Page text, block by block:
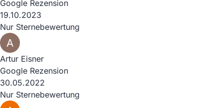
Google Rezension
19.10.2023
Nur Sternebewertung
Artur Eisner
Google Rezension
30.05.2022
Nur Sternebewertung